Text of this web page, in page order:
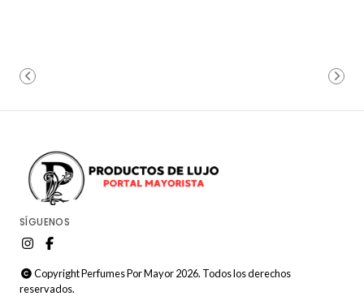
SÍGUENOS
Copyright Perfumes Por Mayor 2026. Todos los derechos
reservados.